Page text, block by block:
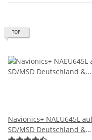
TOP
Navionics+ NAEU645L
SD/MSD Deutschland &